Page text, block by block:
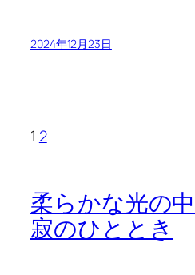
2024年12月23日
1 2
柔らかな光の
寂のひととき